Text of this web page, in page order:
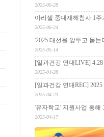
2025-06-28
아리셀 중대재해참사 1주
2025-06-24
'2025 대선을 앞두고 묻는
2025-05-14
[일과건강 연대LIVE]
2025-04-28
[일과건강 연대REC]
2025-04-23
'유자학교' 지원사업 통해
2025-04-17